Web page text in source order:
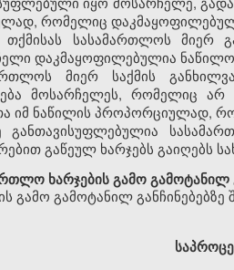
რომელიც
თქმისას სასამართლოს მიერ
დაკმაყოფილებულია
მიერ საქმის
მოსარჩელეს, რომელიც არ
იმ ნაწილის პროპორციულად,
გაწეულ ხარჯებს გაიღებს
ხარჯების გამო გამოტანილ
გამო გამოტანილ განჩინებებზე